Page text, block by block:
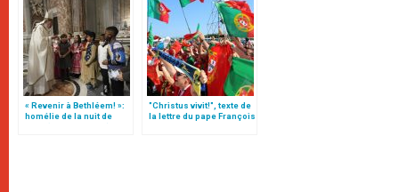
« Revenir à Bethléem! »:
homélie de la nuit de
Noël (texte complet)
"Christus vivit!", texte de
la lettre du pape François